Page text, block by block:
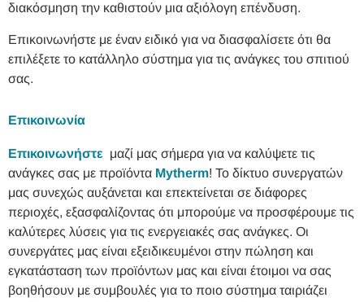
διακόσμηση την καθιστούν μια αξιόλογη επένδυση.
Επικοινωνήστε με έναν ειδικό για να διασφαλίσετε ότι θα
επιλέξετε το κατάλληλο σύστημα για τις ανάγκες του σπιτιού
σας.
Επικοινωνία
Επικοινωνήστε μαζί μας σήμερα για να καλύψετε τις
ανάγκες σας με προϊόντα Mytherm! Το δίκτυο συνεργατών
μας συνεχώς αυξάνεται και επεκτείνεται σε διάφορες
περιοχές, εξασφαλίζοντας ότι μπορούμε να προσφέρουμε τις
καλύτερες λύσεις για τις ενεργειακές σας ανάγκες. Οι
συνεργάτες μας είναι εξειδικευμένοι στην πώληση και
εγκατάσταση των προϊόντων μας και είναι έτοιμοι να σας
βοηθήσουν με συμβουλές για το ποιο σύστημα ταιριάζει